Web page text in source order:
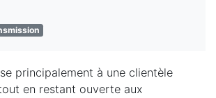
principalement à une clientèle
en restant ouverte aux